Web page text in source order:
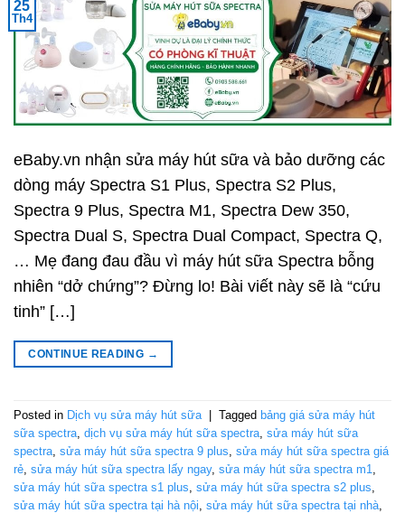
25
Th4
eBaby.vn nhận sửa máy hút sữa và bảo dưỡng các
dòng máy Spectra S1 Plus, Spectra S2 Plus,
Spectra 9 Plus, Spectra M1, Spectra Dew 350,
Spectra Dual S, Spectra Dual Compact, Spectra Q,
… Mẹ đang đau đầu vì máy hút sữa Spectra bỗng
nhiên “dở chứng”? Đừng lo! Bài viết này sẽ là “cứu
tinh” […]
CONTINUE READING →
Posted in Dịch vụ sửa máy hút sữa Tagged bảng giá sửa máy hút
sữa spectra dịch vụ sửa máy hút sữa spectra sửa máy hút sữa
spectra sửa máy hút sữa spectra 9 plus sửa máy hút sữa spectra giá
rẻ sửa máy hút sữa spectra lấy ngay, sửa máy hút sữa spectra m1
sửa máy hút sữa spectra s1 plus sửa máy hút sữa spectra s2 plus
sửa máy hút sữa spectra tại hà nội sửa máy hút sữa spectra tại nhà